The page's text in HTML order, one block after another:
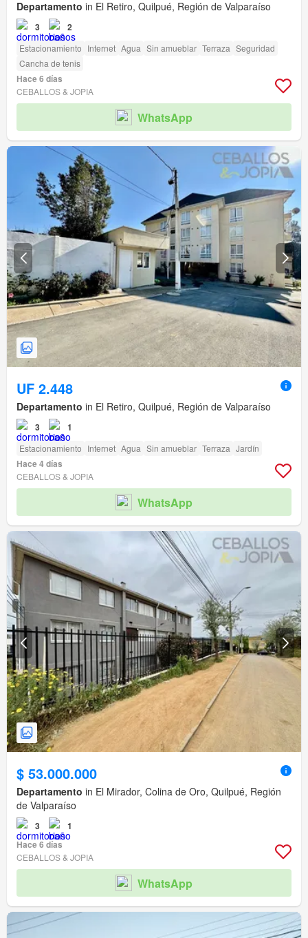
Departamento in El Retiro, Quilpué, Región de Valparaíso
3 2
Estacionamiento Internet Agua Sin amueblar Terraza Seguridad
Cancha de tenis
Hace 6 días
CEBALLOS & JOPIA
WhatsApp
UF 2.448
Departamento in El Retiro, Quilpué, Región de Valparaíso
3 1
Estacionamiento Internet Agua Sin amueblar Terraza Jardín
Hace 4 días
CEBALLOS & JOPIA
WhatsApp
$ 53.000.000
Departamento in El Mirador, Colina de Oro, Quilpué, Región
de Valparaíso
3
1
Hace 6 días
CEBALLOS & JOPIA
WhatsApp